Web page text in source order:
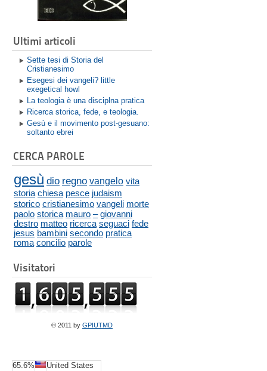
Ultimi articoli
Sette tesi di Storia del
Cristianesimo
Esegesi dei vangeli? little
exegetical howl
La teologia è una disciplna pratica
Ricerca storica, fede, e teologia.
Gesù e il movimento post-gesuano:
soltanto ebrei
CERCA PAROLE
gesù dio regno vangelo vita
storia chiesa pesce judaism
storico cristianesimo vangeli morte
paolo storica mauro – giovanni
destro matteo ricerca seguaci fede
jesus bambini secondo pratica
roma concilio parole
Visitatori
© 2011 by GPIUTMD
65.6%
United States